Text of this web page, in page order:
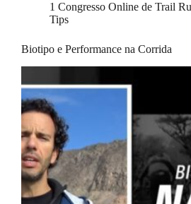
1 Congresso Online de Trail
Tips
Biotipo e Performance na Corrida